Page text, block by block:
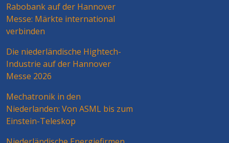
Rabobank auf der Hannover
Messe: Märkte international
verbinden
Die niederländische Hightech-
Industrie auf der Hannover
Messe 2026
Mechatronik in den
Niederlanden: Von ASML bis zum
Einstein-Teleskop